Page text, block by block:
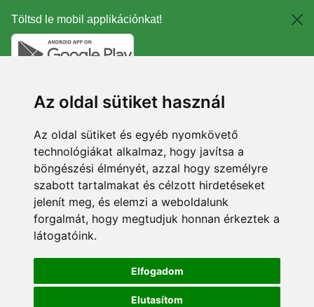
Töltsd le mobil applikációnkat!
Az oldal sütiket használ
Az oldal sütiket és egyéb nyomkövető
technológiákat alkalmaz, hogy javítsa a
böngészési élményét, azzal hogy személyre
szabott tartalmakat és célzott hirdetéseket
jelenít meg, és elemzi a weboldalunk
forgalmát, hogy megtudjuk honnan érkeztek a
látogatóink.
Elfogadom
Elutasítom